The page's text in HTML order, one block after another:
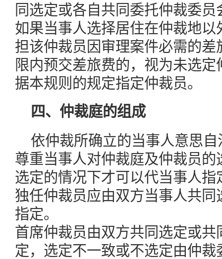
同选定或各自共同委托仲裁委
如果当事人选择居住在仲裁地
担该仲裁员因审理案件必需的
限内预交差旅费的，视为未选
据本规则的规定指定仲裁员。
四、仲裁庭的组成
依仲裁所确立的当事人意思
尊重当事人对仲裁庭及仲裁员
选定的情况下才可以代当事人指
独任仲裁员应由双方当事人共
指定。
首席仲裁员由双方共同选定或
定，选定不一致或不选定由仲